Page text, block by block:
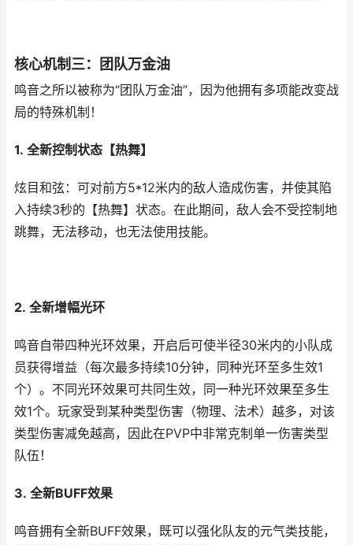
核心机制三：团队万金油
鸣音之所以被称为“团队万金油”，因为他拥有多项能改变战
局的特殊机制！
1. 全新控制状态【热舞】
炫目和弦：可对前方5*12米内的敌人造成伤害，并使其陷
入持续3秒的【热舞】状态。在此期间，敌人会不受控制地
跳舞，无法移动，也无法使用技能。
2. 全新增幅光环
鸣音自带四种光环效果，开启后可使半径30米内的小队成
员获得增益（每次最多持续10分钟，同种光环至多生效1
个）。不同光环效果可共同生效，同一种光环效果至多生
效1个。玩家受到某种类型伤害（物理、法术）越多，对该
类型伤害减免越高，因此在PVP中非常克制单一伤害类型
队伍！
3. 全新BUFF效果
鸣音拥有全新BUFF效果，既可以强化队友的元气类技能，